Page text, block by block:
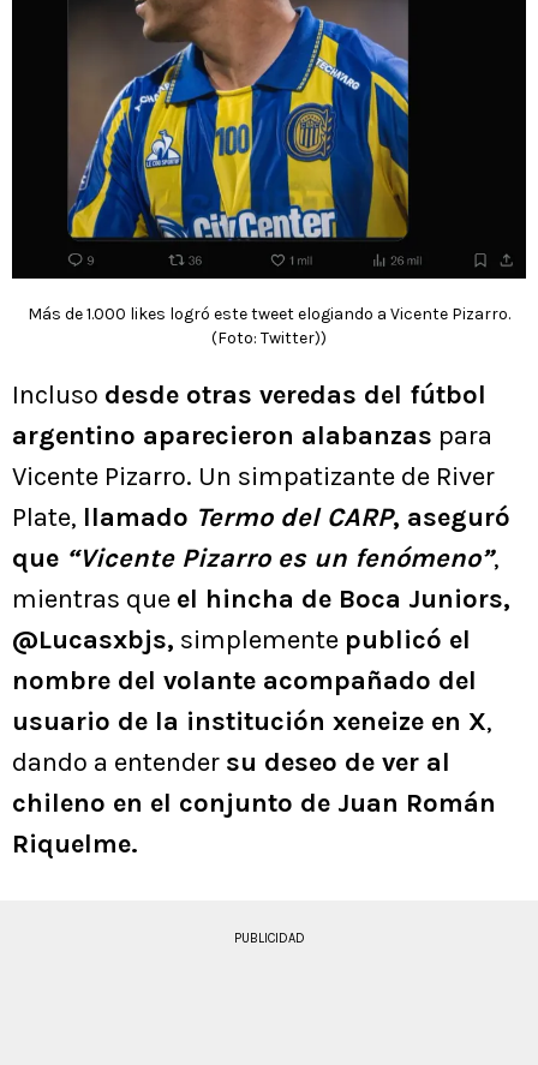
Más de 1.000 likes logró este tweet elogiando a Vicente Pizarro.
(Foto: Twitter))
Incluso desde otras veredas del fútbol
argentino aparecieron alabanzas para
Vicente Pizarro. Un simpatizante de River
Plate, llamado Termo del CARP, aseguró
que “Vicente Pizarro es un fenómeno”,
mientras que el hincha de Boca Juniors,
@Lucasxbjs, simplemente publicó el
nombre del volante acompañado del
usuario de la institución xeneize en X,
dando a entender su deseo de ver al
chileno en el conjunto de Juan Román
Riquelme.
PUBLICIDAD